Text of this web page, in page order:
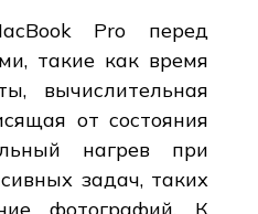
Pro перед
такие как время
вычислительная
от состояния
нагрев при
задач, таких
фотографий. К